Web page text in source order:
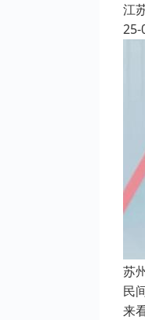
江
25-
苏
民
来